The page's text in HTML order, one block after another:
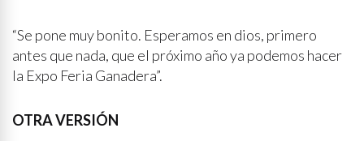
“Se pone muy bonito. Esperamos en dios, primero
antes que nada, que el próximo año ya podemos hacer
la Expo Feria Ganadera”.
OTRA VERSIÓN